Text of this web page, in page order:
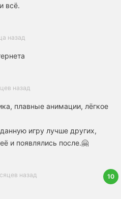
всë.
назад
назад
плавные анимации, лёгкое
игру лучше других,
и появлялись после.🤗
назад
10